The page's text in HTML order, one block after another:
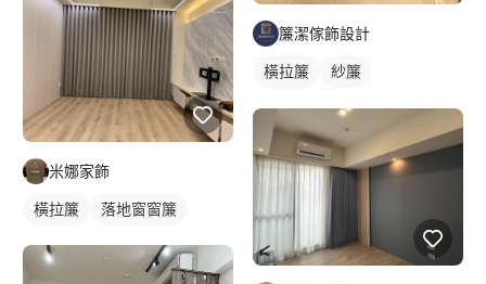
米娜家飾
橫拉簾 落地窗窗簾
簾潔傢飾設計
橫拉簾
紗簾